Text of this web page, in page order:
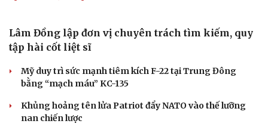
đồng/kg
Quảng Ninh chấm dứt hoạt động các cơ sở giết mổ nhỏ lẻ
Giá vàng hôm nay 7/8: Vàng trong nước có giá 139,2-
QUÂN SỰ - QUỐC PHÒNG